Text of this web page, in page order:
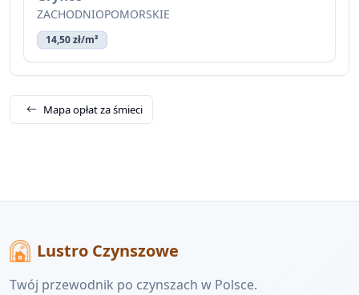
ZACHODNIOPOMORSKIE
14,50 zł/m³
Mapa opłat za śmieci
Lustro Czynszowe
Twój przewodnik po czynszach w Polsce.